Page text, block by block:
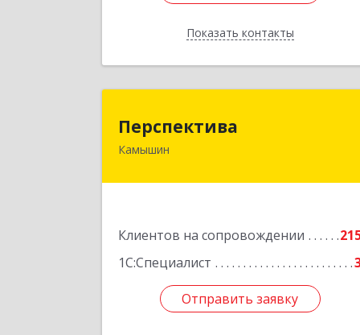
Показать контакты
Назад
Перспектива
Камышин
Клиентов на сопровождении
1С:Специалист
Отправить заявку
403850, Волгоградская обл, Камышин
Отправить заявку